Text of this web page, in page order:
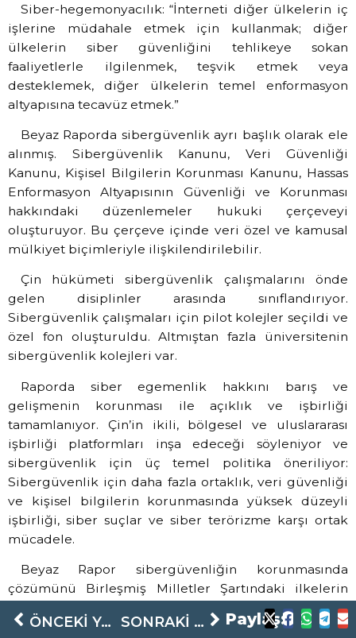
Siber-hegemonyacılık: “İnterneti diğer ülkelerin iç
işlerine müdahale etmek için kullanmak; diğer
ülkelerin siber güvenliğini tehlikeye sokan
faaliyetlerle ilgilenmek, teşvik etmek veya
desteklemek, diğer ülkelerin temel enformasyon
altyapısına tecavüz etmek.”
Beyaz Raporda sibergüvenlik ayrı başlık olarak ele
alınmış. Sibergüvenlik Kanunu, Veri Güvenliği
Kanunu, Kişisel Bilgilerin Korunması Kanunu, Hassas
Enformasyon Altyapısının Güvenliği ve Korunması
hakkındaki düzenlemeler hukuki çerçeveyi
oluşturuyor. Bu çerçeve içinde veri özel ve kamusal
mülkiyet biçimleriyle ilişkilendirilebilir.
Çin hükümeti sibergüvenlik çalışmalarını önde
gelen disiplinler arasında sınıflandırıyor.
Sibergüvenlik çalışmaları için pilot kolejler seçildi ve
özel fon oluşturuldu. Altmıştan fazla üniversitenin
sibergüvenlik kolejleri var.
Raporda siber egemenlik hakkını barış ve
gelişmenin korunması ile açıklık ve işbirliği
tamamlanıyor. Çin’in ikili, bölgesel ve uluslararası
işbirliği platformları inşa edeceği söyleniyor ve
sibergüvenlik için üç temel politika öneriliyor:
Sibergüvenlik için daha fazla ortaklık, veri güvenliği
ve kişisel bilgilerin korunmasında yüksek düzeyli
işbirliği, siber suçlar ve siber terörizme karşı ortak
mücadele.
Beyaz Rapor sibergüvenliğin korunmasında
çözümünü Birleşmiş Milletler Şartındaki ilkelerin
merkezi rolü oynayacağını, hukuk temelli ve
ülkelerin eşitliğine dayanan bir sistem olarak tarif
ÖNCEKI YAZI SONRAKI YAZI Paylaş: